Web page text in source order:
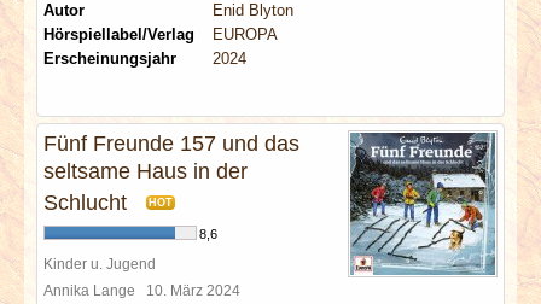
Autor
Enid Blyton
Hörspiellabel/Verlag
EUROPA
Erscheinungsjahr
2024
Fünf Freunde 157 und das
seltsame Haus in der
Schlucht
HOT
8,6
Kinder u. Jugend
Annika Lange 10. März 2024